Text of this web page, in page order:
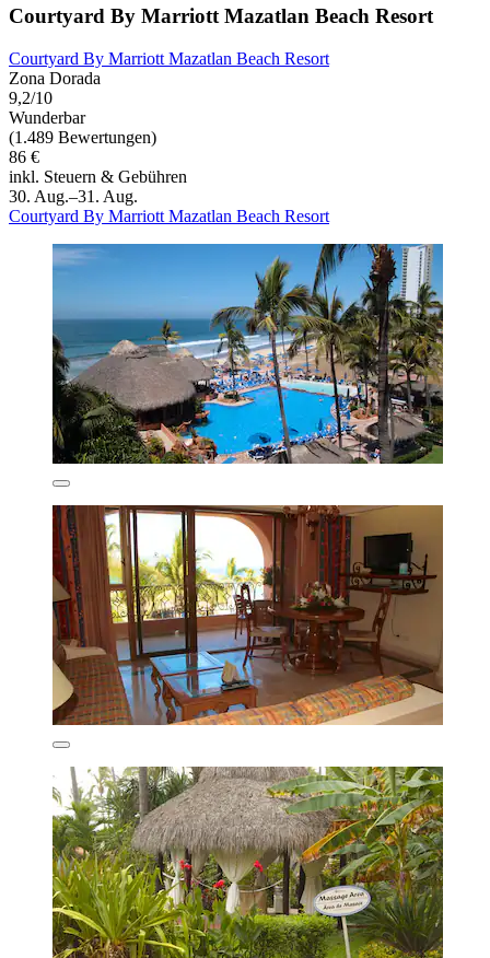
Courtyard By Marriott Mazatlan Beach Resort
Courtyard By Marriott Mazatlan Beach Resort
Zona Dorada
9,2/10
Wunderbar
(1.489 Bewertungen)
86 €
inkl. Steuern & Gebühren
30. Aug.–31. Aug.
Courtyard By Marriott Mazatlan Beach Resort